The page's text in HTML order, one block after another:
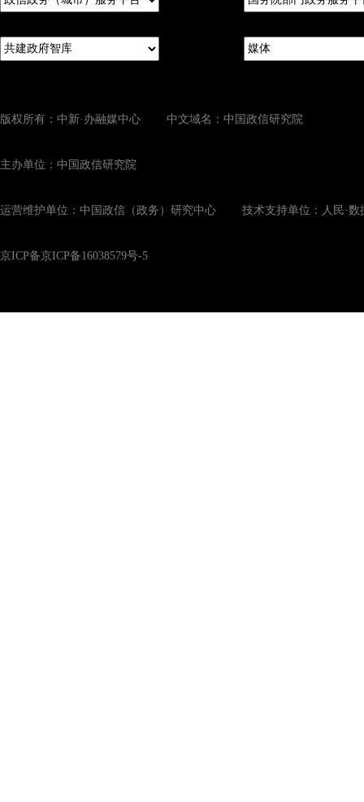
版权所有：中新·办融媒中心 中文域名：中国政信研究院
主办单位：中国政信研究院
运营维护单位：中国政信（政务）研究中心 技术支持单位：人民·数
京ICP备京ICP备16038579号-5